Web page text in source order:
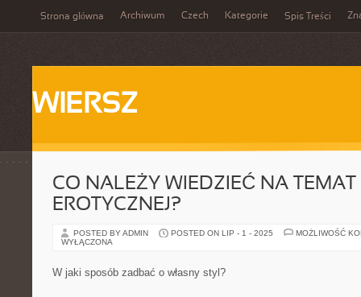
Strona główna Archiwum Czech Kategorie Spis Treści
WIERSZ
CO NALEŻY WIEDZIEĆ NA TEMAT
EROTYCZNEJ?
POSTED BY ADMIN POSTED ON LIP - 1 - 2025
MOŻLIWOŚĆ
WYŁĄCZONA
W jaki sposób zadbać o własny styl?